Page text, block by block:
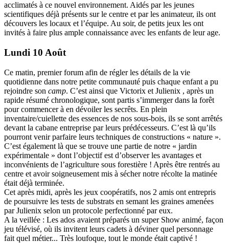
acclimatés à ce nouvel environnement. Aidés par les jeunes
scientifiques déjà présents sur le centre et par les animateur, ils ont
découvers les locaux et l’équipe. Au soir, de petits jeux les ont
invités à faire plus ample connaissance avec les enfants de leur age.
Lundi 10 Août
Ce matin, premier forum afin de régler les détails de la vie
quotidienne dans notre petite communauté puis chaque enfant a pu
rejoindre son camp. C’est ainsi que Victorix et Julienix , après un
rapide résumé chronologique, sont partis s’immerger dans la forêt
pour commencer à en dévoiler les secrêts. En plein
inventaire/cuiellette des essences de nos sous-bois, ils se sont arrêtés
devant la cabane entreprise par leurs prédécesseurs. C’est là qu’ils
pourront venir parfaire leurs techniques de constructions « nature ».
C’est également là que se trouve une partie de notre « jardin
expérimentale » dont l’objectif est d’observer les avantages et
inconvénients de l’agriculture sous forestière ! Après être rentrés au
centre et avoir soigneusement mis à sécher notre récolte la matinée
était déjà terminée.
Cet après midi, après les jeux coopératifs, nos 2 amis ont entrepris
de poursuivre les tests de substrats en semant les graines amenées
par Julienix selon un protocole perfectionné par eux.
A la veillée : Les ados avaient préparés un super Show animé, façon
jeu télévisé, où ils invitent leurs cadets à déviner quel personnage
fait quel métier... Très loufoque, tout le monde était captivé !